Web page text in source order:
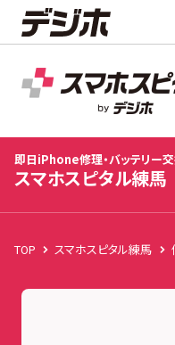
スマホスピタル練馬
店舗TOP 修理料金
即日iPhone修理・バッテリー
スマホスピタル練馬
TOP スマホスピタル練馬